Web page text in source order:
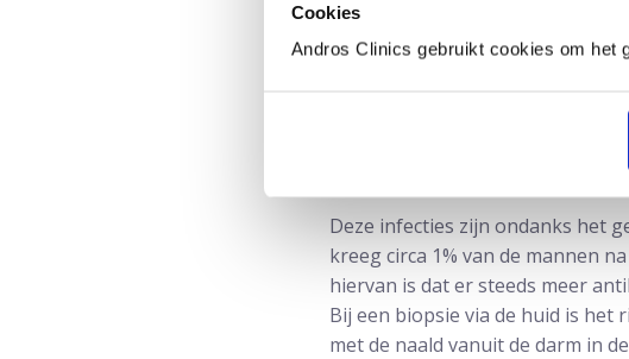
Cookies
Andros Clinics gebruikt cookies om het
transrectaal. Een regelmatig
Door het prikken vanuit de anus
preventief een antibioticakuur.
een infectie. Bij een deel van
Deze infecties zijn ondanks het
kreeg circa 1% van de mannen
hiervan is dat er steeds meer
Bij een biopsie via de huid is het
met de naald vanuit de darm in